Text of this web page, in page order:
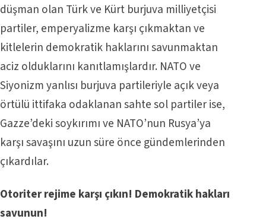
düşman olan Türk ve Kürt burjuva milliyetçisi
partiler, emperyalizme karşı çıkmaktan ve
kitlelerin demokratik haklarını savunmaktan
aciz olduklarını kanıtlamışlardır. NATO ve
Siyonizm yanlısı burjuva partileriyle açık veya
örtülü ittifaka odaklanan sahte sol partiler ise,
Gazze’deki soykırımı ve NATO’nun Rusya’ya
karşı savaşını uzun süre önce gündemlerinden
çıkardılar.
Otoriter rejime karşı çıkın! Demokratik hakları
savunun!